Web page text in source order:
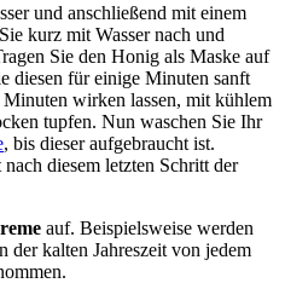
und anschließend mit einem
kurz mit Wasser nach und
Sie den Honig als Maske auf
diesen für einige Minuten sanft
wirken lassen, mit kühlem
tupfen. Nun waschen Sie Ihr
, bis dieser aufgebraucht ist.
diesem letzten Schritt der
auf. Beispielsweise werden
der kalten Jahreszeit von jedem